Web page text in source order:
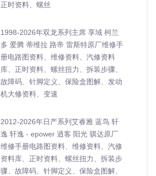
正时资料、螺丝
1998-2026年双龙系列主席 享域 柯兰
多 爱腾 蒂维拉 路帝 雷斯特原厂维修手
册电路图资料、维修资料、汽修资料
库、正时资料、螺丝扭力、拆装步骤、
故障码、针脚定义、保险盒图解、发动
机大修资料、变速
2012-2026年日产系列艾睿雅 蓝鸟 轩
逸 轩逸 - epower 逍客 阳光 骐达原厂
维修手册电路图资料、维修资料、汽修
资料库、正时资料、螺丝扭力、拆装步
骤、故障码、针脚定义、保险盒图解、